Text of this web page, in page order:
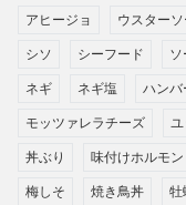
アヒージョ ウスター
シソ シーフード ソ
ネギ ネギ塩 ハンバ
モッツァレラチーズ
丼ぶり 味付けホルモン
梅しそ 焼き鳥丼 牡